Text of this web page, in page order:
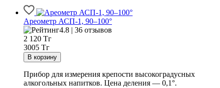
Ареометр АСП-1, 90–100°
4.8 | 36 отзывов
2 120 Тг
3005 Тг
Прибор для измерения крепости высокоградусных
алкогольных напитков. Цена деления — 0,1°.